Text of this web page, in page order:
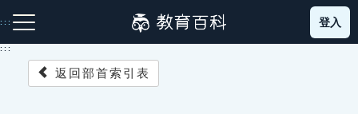
到
主
::: 登入
:::
返回部首索引表